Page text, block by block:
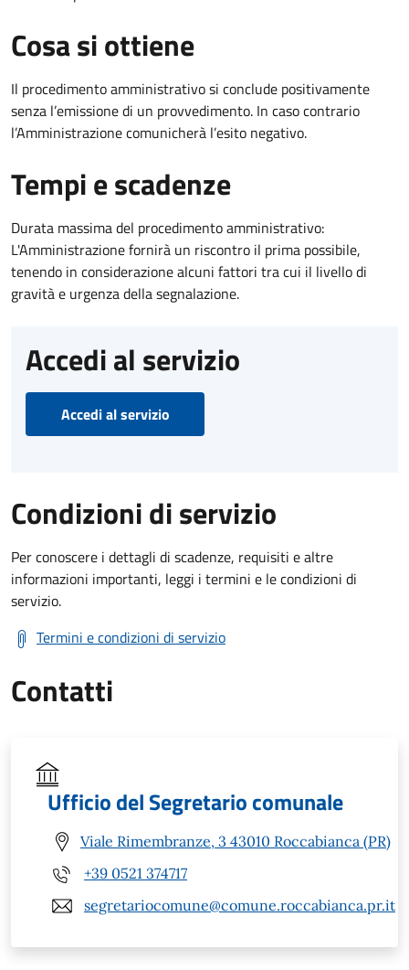
Cosa si ottiene
Il procedimento amministrativo si conclude positivamente
senza l’emissione di un provvedimento. In caso contrario
l’Amministrazione comunicherà l’esito negativo.
Tempi e scadenze
Durata massima del procedimento amministrativo:
L'Amministrazione fornirà un riscontro il prima possibile,
tenendo in considerazione alcuni fattori tra cui il livello di
gravità e urgenza della segnalazione.
Accedi al servizio
Accedi al servizio
Condizioni di servizio
Per conoscere i dettagli di scadenze, requisiti e altre
informazioni importanti, leggi i termini e le condizioni di
servizio.
Termini e condizioni di servizio
Contatti
Ufficio del Segretario comunale
Viale Rimembranze, 3 43010 Roccabianca (PR)
+39 0521 374717
segretariocomune@comune.roccabianca.pr.it